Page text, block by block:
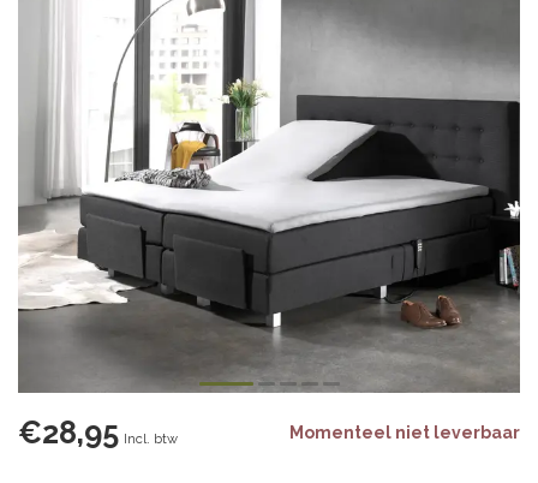
€28,95 Incl. btw Momenteel niet leverbaar